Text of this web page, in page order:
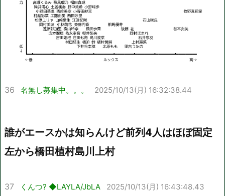
36 名無し募集中。。。 2025/10/13(月) 16:32:38.44
誰がエースかは知らんけど前列4人はほぼ固定
左から橋田植村島川上村
37 くんつ? ◆LAYLA/JbLA 2025/10/13(月) 16:43:48.43